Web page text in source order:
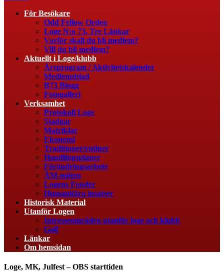
För Besökare
Odd Fellow Orden
Loge N:o 73, Tre Länkar
Varför skall du bli medlem?
Vill du bli medlem?
Aktuellt i Loge/klubb
Årsprogram / Aktivitetskalender
Medlemsblad
B73 Blogg
Fotogalleri
Verksamhet
Protokoll Loge
Stadgar
Matriklar
Ekonomi
Traditioner/rutiner
Handlingsplaner
Förändringsarbete
ÄM-möten
Logens Fonder
Humanitära insatser
Historisk Material
Utanför Logen
Intresseområden utanför loge och klubb
Golf
Länkar
Om hemsidan
Loge, MK, Julfest – OBS starttiden